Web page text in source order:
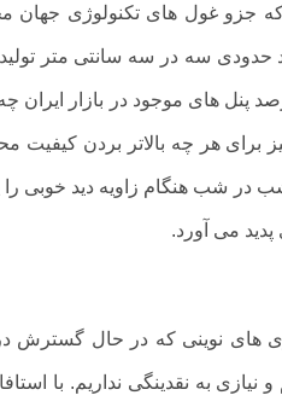
غول های تکنولوژی جهان
حدودی سه در سه سانتی متر
حدود 90 درصد پنل های موجود در
نیز برای هر چه بالاتر بردن
های نوینی که در حال گسترش
نیازی به نقدینگی نداریم. با